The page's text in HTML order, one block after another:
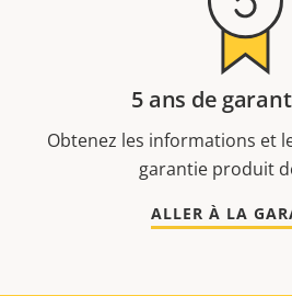
5 ans de
Obtenez les informations et
garantie produit
ALLER À LA